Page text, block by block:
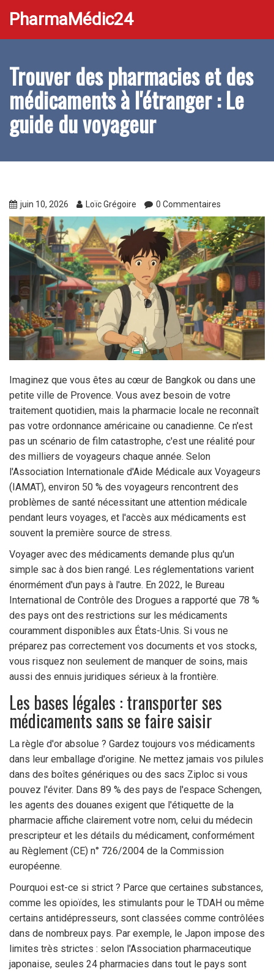
PharmaMédic24
Trouver des pharmacies et des
médicaments à l'étranger : Le
guide du voyageur
juin 10, 2026 Loïc Grégoire 0 Commentaires
Imaginez que vous êtes au cœur de Bangkok ou dans une
petite ville de Provence. Vous avez besoin de votre
traitement quotidien, mais la pharmacie locale ne reconnaît
pas votre ordonnance américaine ou canadienne. Ce n'est
pas un scénario de film catastrophe, c'est une réalité pour
des milliers de voyageurs chaque année. Selon
l'Association Internationale d'Aide Médicale aux Voyageurs
(IAMAT), environ 50 % des voyageurs rencontrent des
problèmes de santé nécessitant une attention médicale
pendant leurs voyages, et l'accès aux médicaments est
souvent la première source de stress.
Voyager avec des médicaments demande plus qu'un
simple sac à dos bien rangé. Les réglementations varient
énormément d'un pays à l'autre. En 2022, le Bureau
International de Contrôle des Drogues a rapporté que 78 %
des pays ont des restrictions sur les médicaments
couramment disponibles aux États-Unis. Si vous ne
préparez pas correctement vos documents et vos stocks,
vous risquez non seulement de manquer de soins, mais
aussi des ennuis juridiques sérieux à la frontière.
Les bases légales : transporter ses
médicaments sans se faire saisir
La règle d'or absolue ? Gardez toujours vos médicaments
dans leur emballage d'origine. Ne mettez jamais vos pilules
dans des boîtes génériques ou des sacs Ziploc si vous
pouvez l'éviter. Dans 89 % des pays de l'espace Schengen,
les agents des douanes exigent que l'étiquette de la
pharmacie affiche clairement votre nom, celui du médecin
prescripteur et les détails du médicament, conformément
au Règlement (CE) n° 726/2004 de la Commission
européenne.
Pourquoi est-ce si strict ? Parce que certaines substances,
comme les opioïdes, les stimulants pour le TDAH ou même
certains antidépresseurs, sont classées comme contrôlées
dans de nombreux pays. Par exemple, le Japon impose des
limites très strictes : selon l'Association pharmaceutique
japonaise, seules 24 pharmacies dans tout le pays sont